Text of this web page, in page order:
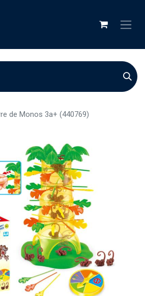
de Monos 3a+ (440769)